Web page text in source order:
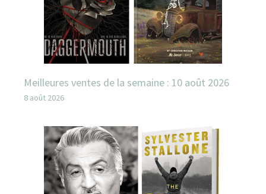
Meilleures ventes de la semaine : 10 août 2026
8 août 2026